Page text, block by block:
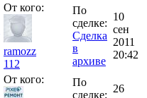
От кого:
ramozz
112
По
сделке:
Сделка
в
архиве
10
сен
2011
20:42
От кого:
По
сделке:
26